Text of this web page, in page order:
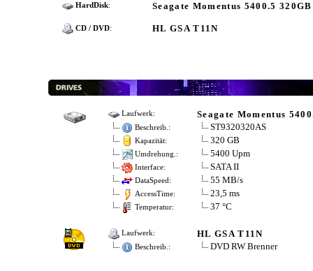
HardDisk: Seagate Momentus 5400.5 320GB
CD / DVD: HL GSA T11N
Laufwerk: Seagate Momentus
Beschreib.: ST9320320AS
Kapazität: 320 GB
Umdrehung.: 5400 Upm
Interface: SATA II
DataSpeed: 55 MB/s
AccessTime: 23,5 ms
Temperatur: 37 °C
Laufwerk: HL GSA T11N
Beschreib.: DVD RW Brenner